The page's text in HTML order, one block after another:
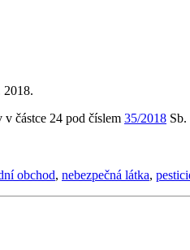
2018.
částce 24 pod číslem 35/2018 Sb.
obchod, nebezpečná látka,